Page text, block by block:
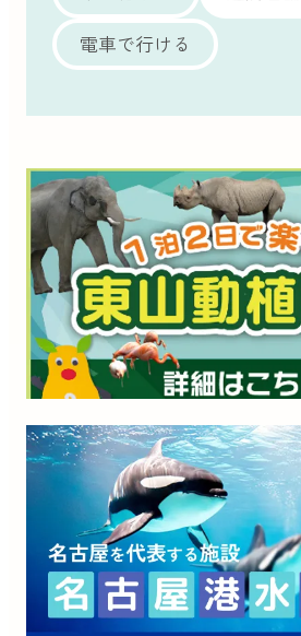
電車で行ける